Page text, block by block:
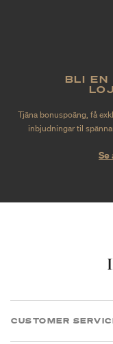
BLI EN
Tjäna bonuspoäng, få
inbjudningar til
Se
CUSTOMER